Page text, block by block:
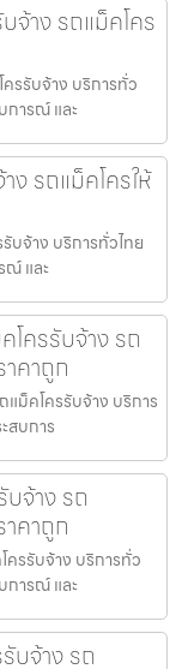
จ้าง รถแม็คโคร
ครรับจ้าง บริการทั่ว
การณ์ และ
ง รถแม็คโครให้
บจ้าง บริการทั่วไทย
ณ์ และ
โครรับจ้าง รถ
คาถูก
แม็คโครรับจ้าง บริการ
สบการ
จ้าง รถ
คาถูก
ครรับจ้าง บริการทั่ว
การณ์ และ
บจ้าง รถ